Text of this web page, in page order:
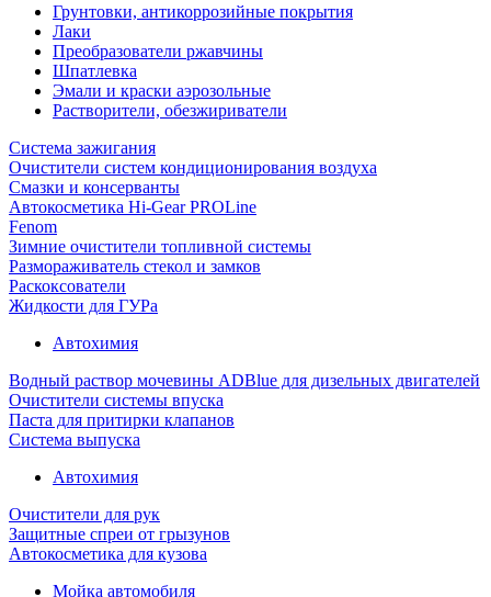
Грунтовки, антикоррозийные покрытия
Лаки
Преобразователи ржавчины
Шпатлевка
Эмали и краски аэрозольные
Растворители, обезжириватели
Система зажигания
Очистители систем кондиционирования воздуха
Смазки и консерванты
Автокосметика Hi-Gear PROLine
Fenom
Зимние очистители топливной системы
Размораживатель стекол и замков
Раскоксователи
Жидкости для ГУРа
Автохимия
Водный раствор мочевины ADBlue для дизельных двигателей
Очистители системы впуска
Паста для притирки клапанов
Система выпуска
Автохимия
Очистители для рук
Защитные спреи от грызунов
Автокосметика для кузова
Мойка автомобиля